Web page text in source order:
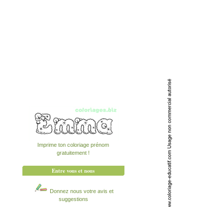
Imprime ton coloriage prénom
gratuitement !
Entre vous et nous
Donnez nous votre avis et
suggestions